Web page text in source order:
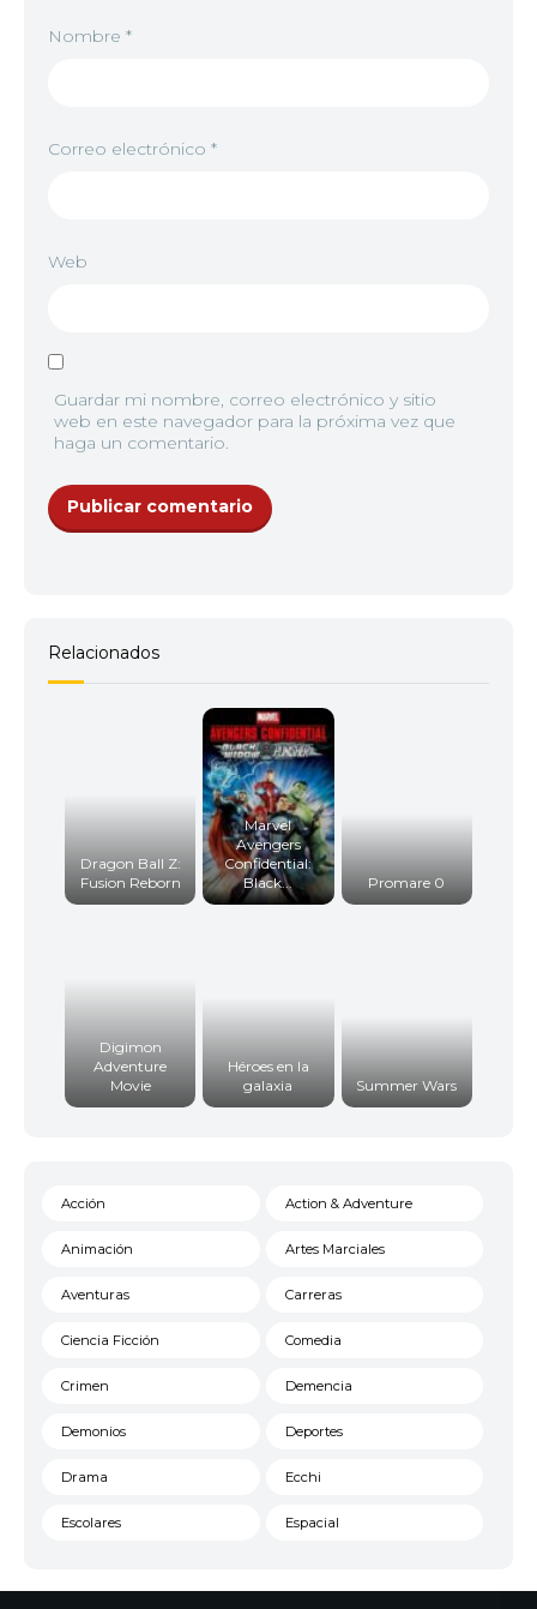
Nombre *
Correo electrónico *
Web
Guardar mi nombre, correo electrónico y sitio
web en este navegador para la próxima vez que
haga un comentario.
Relacionados
Dragon Ball Z:
Fusion Reborn
Marvel
Avengers
Confidential:
Black...
Promare 0
Digimon
Adventure
Movie
Héroes en la
galaxia
Summer Wars
Acción Action & Adventure
Animación Artes Marciales
Aventuras Carreras
Ciencia Ficción Comedia
Crimen Demencia
Demonios Deportes
Drama Ecchi
Escolares Espacial